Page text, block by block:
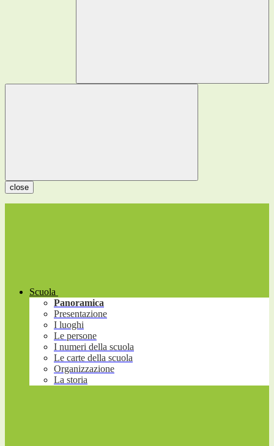
close
Scuola
Panoramica
Presentazione
I luoghi
Le persone
I numeri della scuola
Le carte della scuola
Organizzazione
La storia